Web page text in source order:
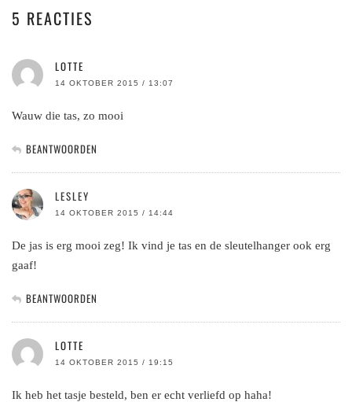
5 REACTIES
LOTTE
14 OKTOBER 2015 / 13:07
Wauw die tas, zo mooi
BEANTWOORDEN
LESLEY
14 OKTOBER 2015 / 14:44
De jas is erg mooi zeg! Ik vind je tas en de sleutelhanger ook erg
gaaf!
BEANTWOORDEN
LOTTE
14 OKTOBER 2015 / 19:15
Ik heb het tasje besteld, ben er echt verliefd op haha!